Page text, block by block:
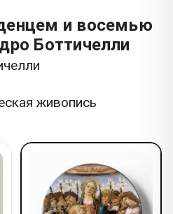
и восемью
Боттичелли
живопись